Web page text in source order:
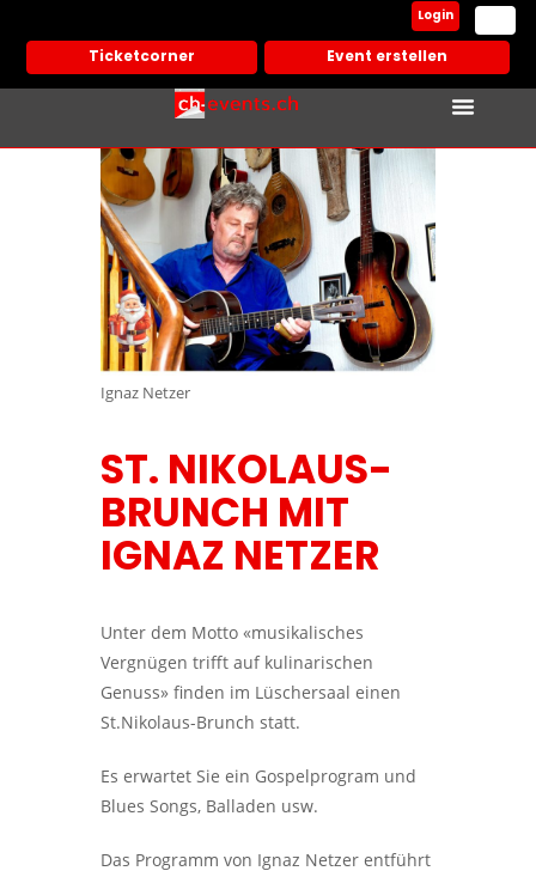
Ticketcorner Event erstellen
Login
Ignaz Netzer
ST. NIKOLAUS-
BRUNCH MIT
IGNAZ NETZER
Unter dem Motto «musikalisches
Vergnügen trifft auf kulinarischen
Genuss» finden im Lüschersaal einen
St.Nikolaus-Brunch statt.
Es erwartet Sie ein Gospelprogram und
Blues Songs, Balladen usw.
Das Programm von Ignaz Netzer entführt